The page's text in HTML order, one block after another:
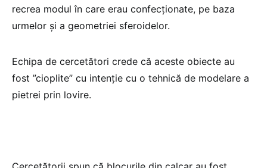
recrea modul în care erau confecţionate, pe baza
urmelor şi a geometriei sferoidelor.
Echipa de cercetători crede că aceste obiecte au
fost ”cioplite” cu intenţie cu o tehnică de modelare a
pietrei prin lovire.